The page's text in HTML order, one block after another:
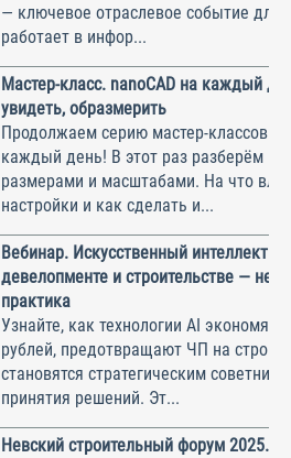
— ключевое отраслевое событие для
работает в инфор...
Мастер-класс. nanoCAD на каждый
увидеть, образмерить
Продолжаем серию мастер-классов
каждый день! В этот раз разберём
размерами и масштабами. На что
настройки и как сделать и...
Вебинар. Искусственный интеллект в
девелопменте и строительстве — не
практика
Узнайте, как технологии AI экономят
рублей, предотвращают ЧП на
становятся стратегическим
принятия решений. Эт...
Невский строительный форум 2025.